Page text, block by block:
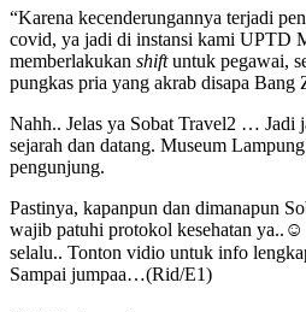
“Karena kecenderungannya terjadi
covid, ya jadi di instansi kami UPTD
memberlakukan shiftuntuk pegawai,
pungkas pria yang akrab disapa Bang
Nahh.. Jelas ya Sobat Travel2 … Jadi
sejarah dan datang. Museum
pengunjung.
Pastinya, kapanpun dan dimanapun
wajib patuhi protokol kesehatan ya..☺
selalu.. Tonton vidio untuk info
Sampai jumpaa…(Rid/E1)